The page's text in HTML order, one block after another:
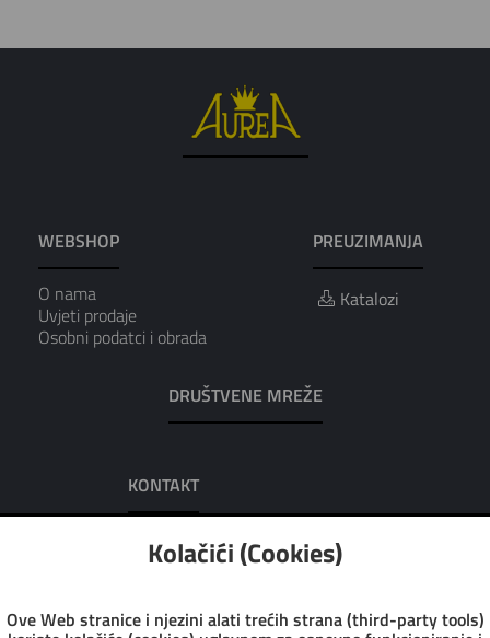
WEBSHOP
O nama
Uvjeti prodaje
Osobni podatci i obrada
PREUZIMANJA
Katalozi
DRUŠTVENE MREŽE
KONTAKT
AUREA D.O.O.
Adresa: Dobrilina 7, 52100 Pula
Tel: 052/223-951
Fax: 052/223-972
Kolačići (Cookies)
Ove Web stranice i njezini alati trećih strana (third-party tools)